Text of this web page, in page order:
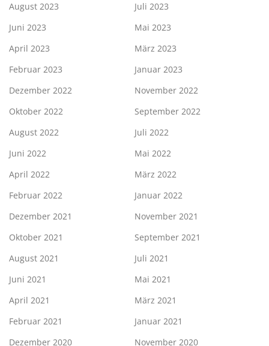
August 2023
Juli 2023
Juni 2023
Mai 2023
April 2023
März 2023
Februar 2023
Januar 2023
Dezember 2022
November 2022
Oktober 2022
September 2022
August 2022
Juli 2022
Juni 2022
Mai 2022
April 2022
März 2022
Februar 2022
Januar 2022
Dezember 2021
November 2021
Oktober 2021
September 2021
August 2021
Juli 2021
Juni 2021
Mai 2021
April 2021
März 2021
Februar 2021
Januar 2021
Dezember 2020
November 2020